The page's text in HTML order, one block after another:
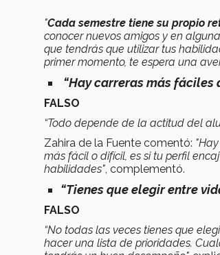
"Cada semestre tiene su propio
conocer nuevos amigos y en
que tendrás que utilizar tus
primer momento, te espera una
“Hay carreras más fáciles
FALSO
“Todo depende de la actitud del
Zahira de la Fuente comentó:
más fácil o difícil, es si tu perfil
habilidades", complementó.
“Tienes que elegir entre
FALSO
“No todas las veces tienes que
hacer una lista de prioridades.